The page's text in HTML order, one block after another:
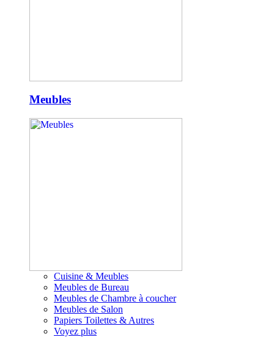
Meubles
Cuisine & Meubles
Meubles de Bureau
Meubles de Chambre à coucher
Meubles de Salon
Papiers Toilettes & Autres
Voyez plus